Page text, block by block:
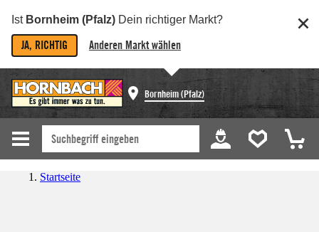
Ist Bornheim (Pfalz) Dein richtiger Markt?
JA, RICHTIG Anderen Markt wählen
Bornheim (Pfalz)
Startseite